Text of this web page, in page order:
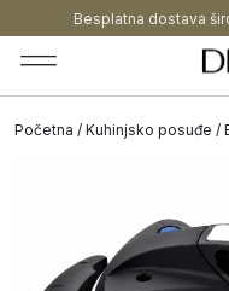
Besplatna dostava
Početna / Kuhinjsko posuđe /